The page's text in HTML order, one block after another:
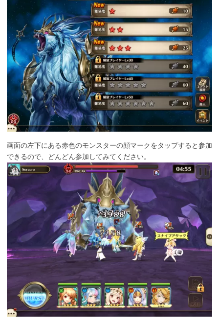
画面の左下にある赤色のモンスターの顔マークをタップすると参加
できるので、どんどん参加してみてください。